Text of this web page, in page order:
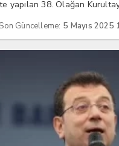
yapılan 38. Olağan
Son Güncelleme: 5 Mayıs 2025